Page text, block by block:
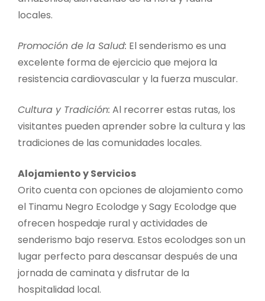
locales.
Promoción de la Salud: El senderismo es una
excelente forma de ejercicio que mejora la
resistencia cardiovascular y la fuerza muscular.
Cultura y Tradición: Al recorrer estas rutas, los
visitantes pueden aprender sobre la cultura y las
tradiciones de las comunidades locales.
Alojamiento y Servicios
Orito cuenta con opciones de alojamiento como
el Tinamu Negro Ecolodge y Sagy Ecolodge que
ofrecen hospedaje rural y actividades de
senderismo bajo reserva. Estos ecolodges son un
lugar perfecto para descansar después de una
jornada de caminata y disfrutar de la
hospitalidad local.